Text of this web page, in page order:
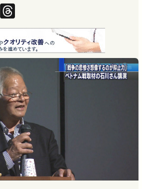
h
r
e
a
d
s